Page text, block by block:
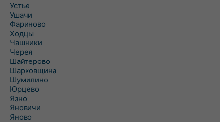
Устье
Ушачи
Фариново
Ходцы
Чашники
Черея
Шайтерово
Шарковщина
Шумилино
Юрцево
Язно
Яновичи
Яново